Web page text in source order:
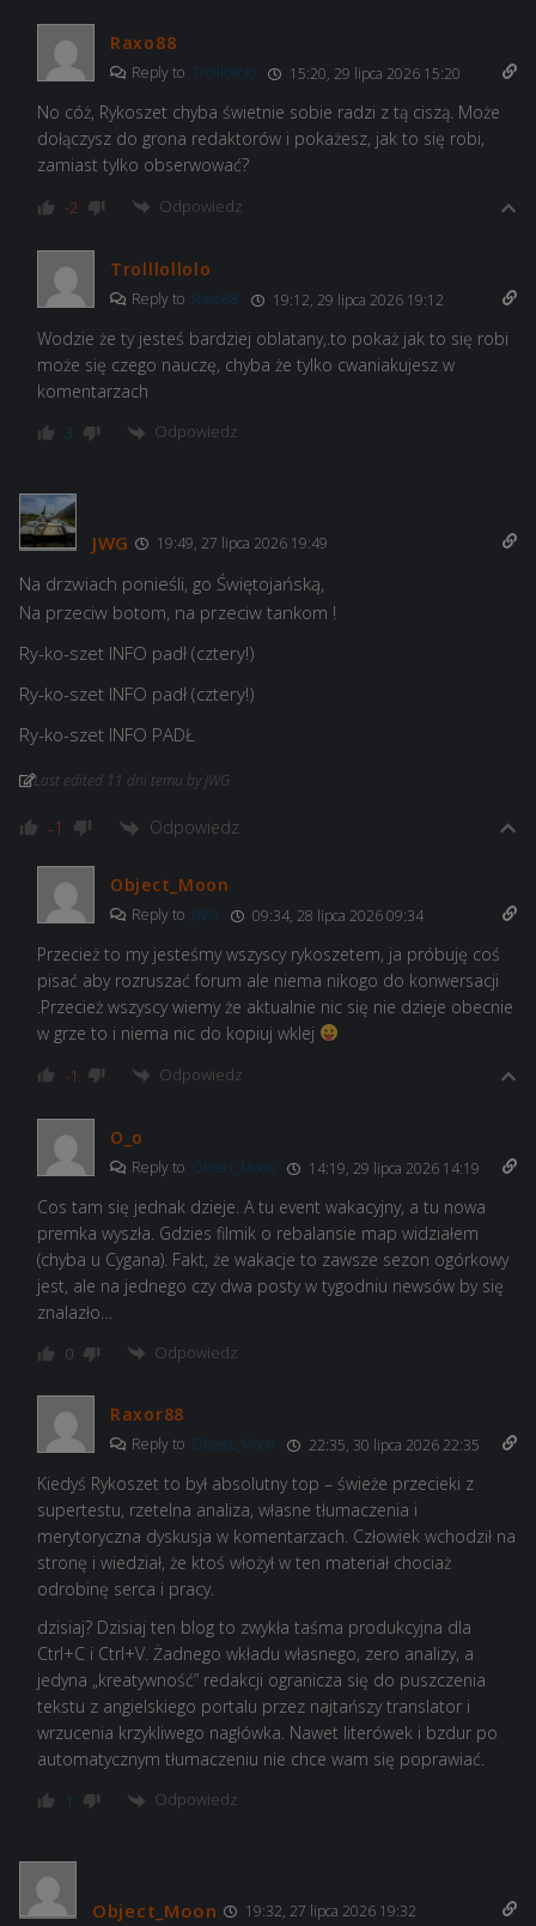
Raxo88
Reply to Trolllollolo 15:20, 29 lipca 2026 15:20
No cóż, Rykoszet chyba świetnie sobie radzi z tą ciszą. Może
dołączysz do grona redaktorów i pokażesz, jak to się robi,
zamiast tylko obserwować?
-2 Odpowiedz
Trolllollolo
Reply to Raxo88 19:12, 29 lipca 2026 19:12
Wodzie że ty jesteś bardziej oblatany,.to pokaż jak to się robi
może się czego nauczę, chyba że tylko cwaniakujesz w
komentarzach
3 Odpowiedz
JWG 19:49, 27 lipca 2026 19:49
Na drzwiach ponieśli, go Świętojańską,
Na przeciw botom, na przeciw tankom !
Ry-ko-szet INFO padł (cztery!)
Ry-ko-szet INFO padł (cztery!)
Ry-ko-szet INFO PADŁ
Last edited 11 dni temu by JWG
-1 Odpowiedz
Object_Moon
Reply to JWG 09:34, 28 lipca 2026 09:34
Przecież to my jesteśmy wszyscy rykoszetem, ja próbuję coś
pisać aby rozruszać forum ale niema nikogo do konwersacji
.Przecież wszyscy wiemy że aktualnie nic się nie dzieje obecnie
w grze to i niema nic do kopiuj wklej
-1 Odpowiedz
O_o
Reply to Object_Moon 14:19, 29 lipca 2026 14:19
Cos tam się jednak dzieje. A tu event wakacyjny, a tu nowa
premka wyszła. Gdzies filmik o rebalansie map widziałem
(chyba u Cygana). Fakt, że wakacje to zawsze sezon ogórkowy
jest, ale na jednego czy dwa posty w tygodniu newsów by się
znalazło…
0 Odpowiedz
Raxor88
Reply to Object_Moon 22:35, 30 lipca 2026 22:35
Kiedyś Rykoszet to był absolutny top – świeże przecieki z
supertestu, rzetelna analiza, własne tłumaczenia i
merytoryczna dyskusja w komentarzach. Człowiek wchodził na
stronę i wiedział, że ktoś włożył w ten materiał chociaż
odrobinę serca i pracy.
dzisiaj? Dzisiaj ten blog to zwykła taśma produkcyjna dla
Ctrl+C i Ctrl+V. Żadnego wkładu własnego, zero analizy, a
jedyna „kreatywność” redakcji ogranicza się do puszczenia
tekstu z angielskiego portalu przez najtańszy translator i
wrzucenia krzykliwego nagłówka. Nawet literówek i bzdur po
automatycznym tłumaczeniu nie chce wam się poprawiać.
1 Odpowiedz
Object_Moon 19:32, 27 lipca 2026 19:32